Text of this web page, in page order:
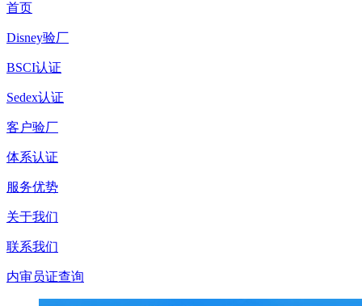
首页
Disney验厂
BSCI认证
Sedex认证
客户验厂
体系认证
服务优势
关于我们
联系我们
内审员证查询